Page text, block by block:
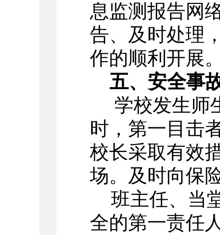
息监测报告网
告、及时处理
作的顺利开展
五、安全事
学校发生师
时，第一目击
校长采取有效
场。及时向保
班主任、当
全的第一责任